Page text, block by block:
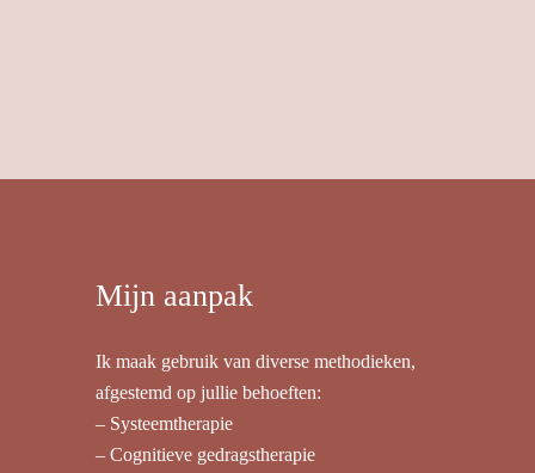
Mijn aanpak
Ik maak gebruik van diverse methodieken,
afgestemd op jullie behoeften:
– Systeemtherapie
– Cognitieve gedragstherapie